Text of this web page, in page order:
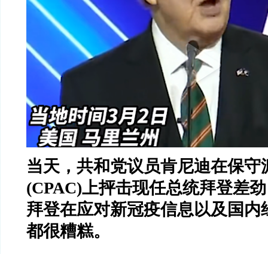
当天，共和党议员肯尼迪在保守
(CPAC)上抨击现任总统拜登差
拜登在应对新冠疫信息以及国内
都很糟糕。